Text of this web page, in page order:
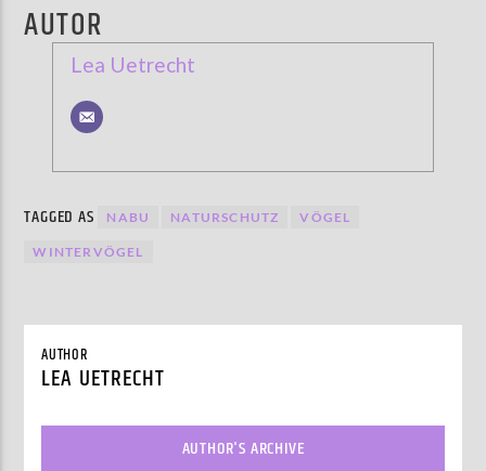
AUTOR
Lea Uetrecht
TAGGED AS NABU NATURSCHUTZ VÖGEL
WINTERVÖGEL
AUTHOR
LEA UETRECHT
AUTHOR'S ARCHIVE